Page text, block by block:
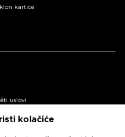
kolačiće
kartice
uslovi
o zaštiti podataka o ličnosti